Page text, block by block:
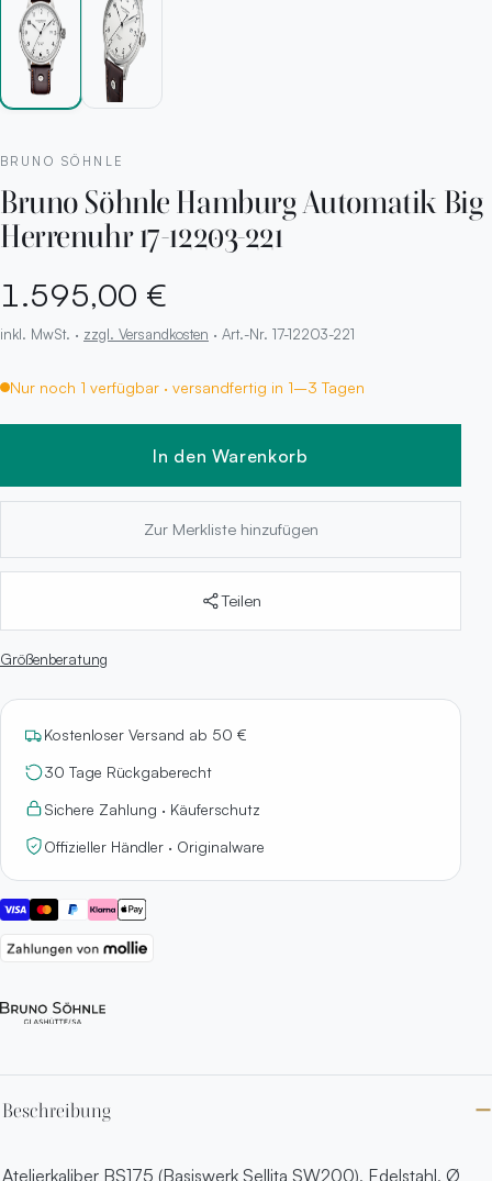
BRUNO SÖHNLE
Bruno Söhnle Hamburg Automatik Big
Herrenuhr 17-12203-221
1.595,00 €
inkl. MwSt. · zzgl. Versandkosten · Art.-Nr. 17-12203-221
Nur noch 1 verfügbar · versandfertig in 1–3 Tagen
In den Warenkorb
Zur Merkliste hinzufügen
Teilen
Größenberatung
Kostenloser Versand ab 50 €
30 Tage Rückgaberecht
Sichere Zahlung · Käuferschutz
Offizieller Händler · Originalware
Beschreibung
Atelierkaliber BS175 (Basiswerk Sellita SW200), Edelstahl, Ø